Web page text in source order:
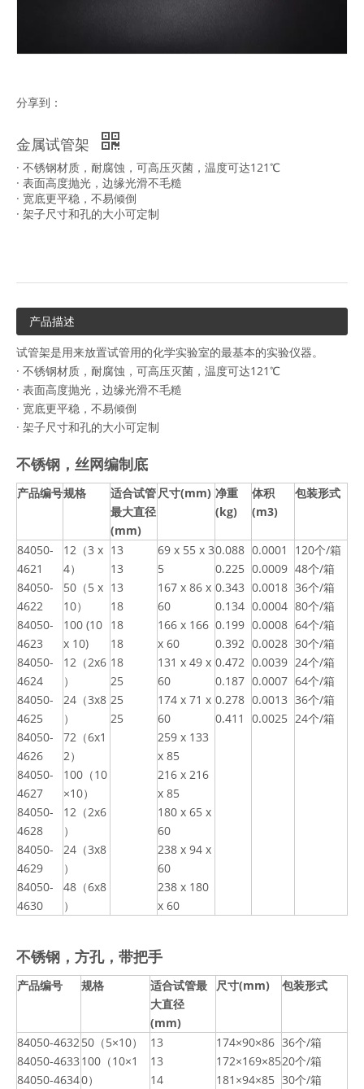
分享到：
金属试管架
· 不锈钢材质，耐腐蚀，可高压灭菌，温度可达121℃
· 表面高度抛光，边缘光滑不毛糙
· 宽底更平稳，不易倾倒
· 架子尺寸和孔的大小可定制
产品描述
试管架是用来放置试管用的化学实验室的最基本的实验仪器。
· 不锈钢材质，耐腐蚀，可高压灭菌，温度可达121℃
· 表面高度抛光，边缘光滑不毛糙
· 宽底更平稳，不易倾倒
· 架子尺寸和孔的大小可定制
不锈钢，丝网编制底
产品编号规格
适合试管
最大直径
(mm)
尺寸(mm) 净重
(kg)
体积
(m3)
包装形式
84050-
4621
84050-
4622
84050-
4623
84050-
4624
84050-
4625
84050-
4626
84050-
4627
84050-
4628
84050-
4629
84050-
4630
12（3 x
4）
50（5 x
10）
100 (10
x 10)
12（2x6
）
24（3x8
）
72（6x1
2）
100（10
×10）
12（2x6
）
24（3x8
）
48（6x8
）
13
13
13
18
18
18
18
25
25
25
69 x 55 x 3
5
167 x 86 x
60
166 x 166
x 60
131 x 49 x
60
174 x 71 x
60
259 x 133
x 85
216 x 216
x 85
180 x 65 x
60
238 x 94 x
60
238 x 180
x 60
0.088
0.225
0.343
0.134
0.199
0.392
0.472
0.187
0.278
0.411
0.0001
0.0009
0.0018
0.0004
0.0008
0.0028
0.0039
0.0007
0.0013
0.0025
120个/箱
48个/箱
36个/箱
80个/箱
64个/箱
30个/箱
24个/箱
64个/箱
36个/箱
24个/箱
不锈钢，方孔，带把手
产品编号 规格
适合试管最
大直径
(mm)
尺寸(mm) 包装形式
84050-4632
84050-4633
84050-4634
50（5×10）
100（10×1
0）
13
13
14
174×90×86
172×169×85
181×94×85
36个/箱
20个/箱
30个/箱